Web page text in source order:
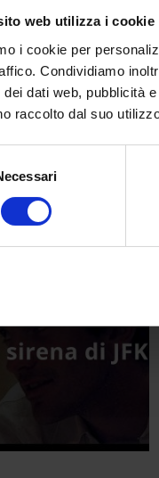
web utilizza i cookie
i cookie per
Condividiamo
dei dati web, pubblicità
raccolto dal suo
La Casa di
|Apr 16, 2026|
Vomero ha